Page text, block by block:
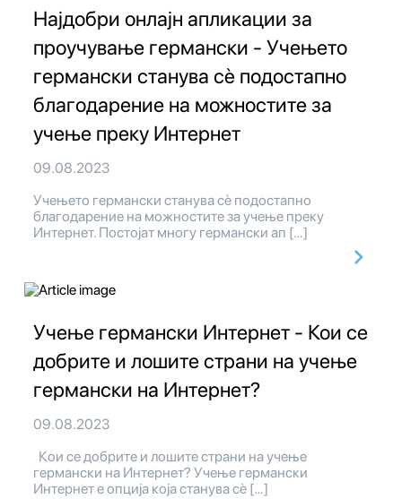
Најдобри онлајн апликации за
проучување германски - Учењето
германски станува сè подостапно
благодарение на можностите за
учење преку Интернет
09.08.2023
Учењето германски станува сè подостапно
благодарение на можностите за учење преку
Интернет. Постојат многу германски ап […]
Учење германски Интернет - Кои се
добрите и лошите страни на учење
германски на Интернет?
09.08.2023
Кои се добрите и лошите страни на учење
германски на Интернет? Учење германски
Интернет е опција која станува сè […]